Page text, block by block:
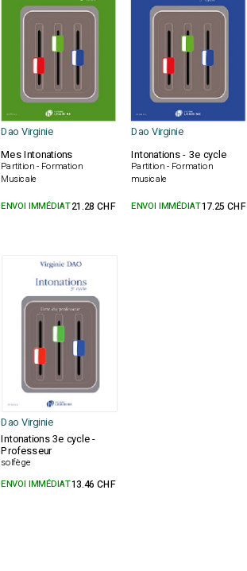
Dao Virginie Dao Virginie
Mes Intonations
Partition - Formation
Musicale
Intonations - 3e cycle
Partition - Formation
musicale
ENVOI IMMÉDIAT21.28 CHF ENVOI IMMÉDIAT17.25 CHF
Dao Virginie
Intonations 3e cycle -
Professeur
solfège
ENVOI IMMÉDIAT13.46 CHF